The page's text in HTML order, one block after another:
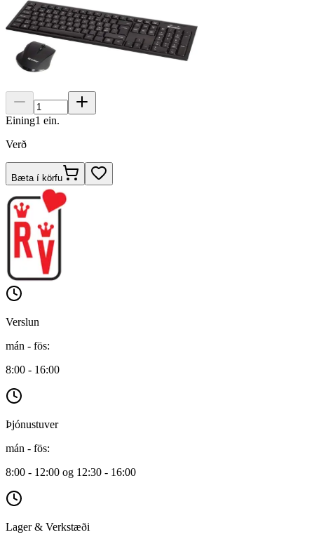
Eining1 ein.
Verð
Bæta í körfu
Verslun
mán - fös:
8:00 - 16:00
Þjónustuver
mán - fös:
8:00 - 12:00 og 12:30 - 16:00
Lager & Verkstæði